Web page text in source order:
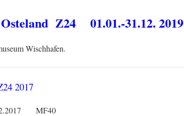
Z24 01.01.-31.12. 2019
Wischhafen.
2017
MF40